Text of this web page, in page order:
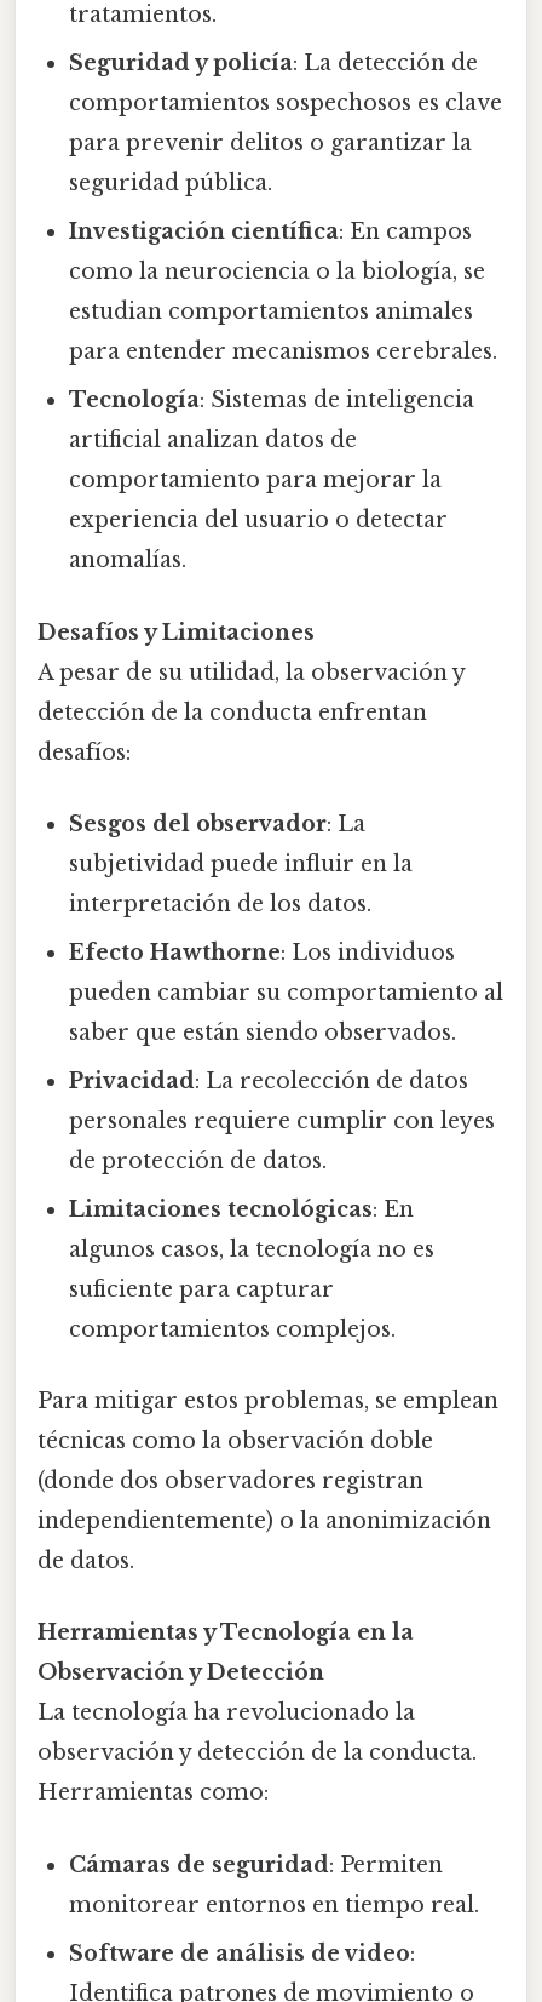
tratamientos.
Seguridad y policía: La detección de
comportamientos sospechosos es clave
para prevenir delitos o garantizar la
seguridad pública.
Investigación científica: En campos
como la neurociencia o la biología, se
estudian comportamientos animales
para entender mecanismos cerebrales.
Tecnología: Sistemas de inteligencia
artificial analizan datos de
comportamiento para mejorar la
experiencia del usuario o detectar
anomalías.
Desafíos y Limitaciones
A pesar de su utilidad, la observación y
detección de la conducta enfrentan
desafíos:
Sesgos del observador: La
subjetividad puede influir en la
interpretación de los datos.
Efecto Hawthorne: Los individuos
pueden cambiar su comportamiento al
saber que están siendo observados.
Privacidad: La recolección de datos
personales requiere cumplir con leyes
de protección de datos.
Limitaciones tecnológicas: En
algunos casos, la tecnología no es
suficiente para capturar
comportamientos complejos.
Para mitigar estos problemas, se emplean
técnicas como la observación doble
(donde dos observadores registran
independientemente) o la anonimización
de datos.
Herramientas y Tecnología en la
Observación y Detección
La tecnología ha revolucionado la
observación y detección de la conducta.
Herramientas como:
Cámaras de seguridad: Permiten
monitorear entornos en tiempo real.
Software de análisis de video:
Identifica patrones de movimiento o